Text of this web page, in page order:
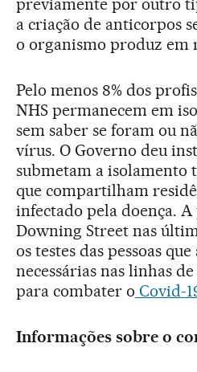
previamente por outro
a criação de anticorpos
o organismo produz em
Pelo menos 8% dos
NHS permanecem em
sem saber se foram ou
vírus. O Governo deu
submetam a isolamento
que compartilham
infectado pela doença.
Downing Street nas
os testes das pessoas
necessárias nas linhas
para combater o Covid-
Informações sobre o